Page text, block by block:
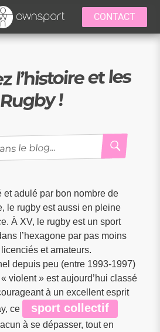
CONTACT
l’histoire et les
!
et adulé par bon nombre de
le rugby est aussi en pleine
À XV, le rugby est un sport
l’hexagone par pas moins
et amateurs.
depuis peu (entre 1993-1997)
violent » est aujourd’hui classé
à un excellent esprit
ce
sport collectif
à se dépasser, tout en